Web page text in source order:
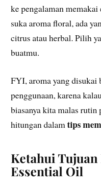
ke pengalaman
suka aroma floral, ada
citrus atau herbal. Pilih
buatmu.
FYI, aroma yang disukai
penggunaan, karena
biasanya kita malas rutin
hitungan dalamtips
Ketahui Tujuan
Essential Oil